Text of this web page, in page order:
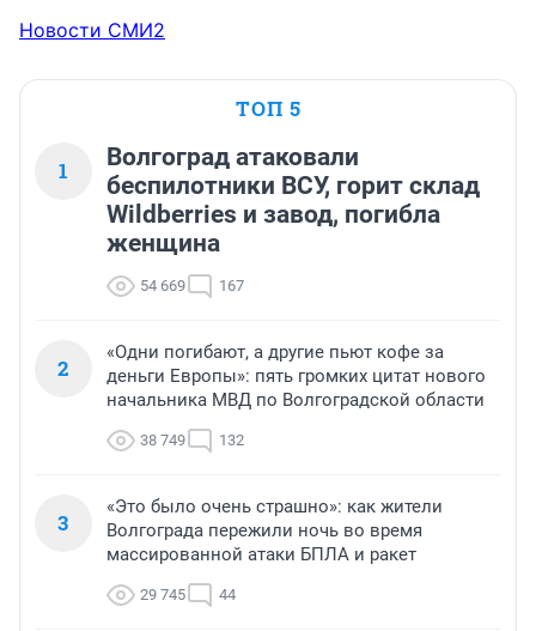
Новости СМИ2
ТОП 5
1
Волгоград атаковали
беспилотники ВСУ, горит склад
Wildberries и завод, погибла
женщина
54 669 167
2
«Одни погибают, а другие пьют кофе за
деньги Европы»: пять громких цитат нового
начальника МВД по Волгоградской области
38 749 132
3
«Это было очень страшно»: как жители
Волгограда пережили ночь во время
массированной атаки БПЛА и ракет
29 745 44